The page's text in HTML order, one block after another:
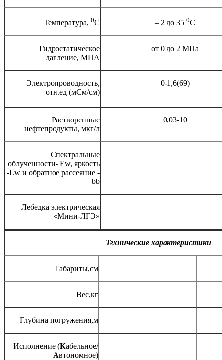
Температура, 0С – 2 до 35 0С
Гидростатическое
давление, МПА
от 0 до 2 МПа
Электропроводность,
отн.ед (мСм/см)
0-1,6(69)
Растворенные
нефтепродукты, мкг/л
0,03-10
Спектральные
облученности- Ew, яркость
-Lw и обратное рассеяние -
bb
Лебедка электрическая
«Мини-ЛГЭ»
Технические характеристики
Габариты,см
Вес,кг
Глубина погружения,м
Исполнение (Кабельное/
Автономное)